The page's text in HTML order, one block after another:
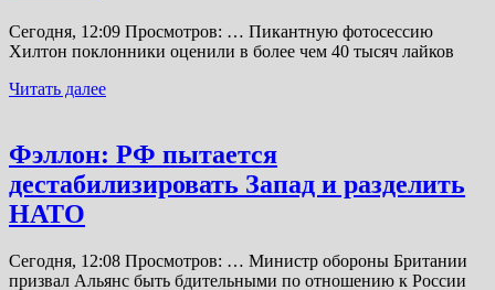
Сегодня, 12:09 Просмотров: … Пикантную фотосессию
Хилтон поклонники оценили в более чем 40 тысяч лайков
Читать далее
Фэллон: РФ пытается
дестабилизировать Запад и разделить
НАТО
Сегодня, 12:08 Просмотров: … Министр обороны Британии
призвал Альянс быть бдительными по отношению к России